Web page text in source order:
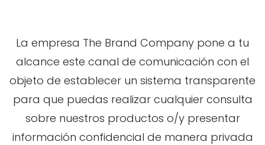
La empresa The Brand Company pone a tu
alcance este canal de comunicación con el
objeto de establecer un sistema transparente
para que puedas realizar cualquier consulta
sobre nuestros productos o/y presentar
información confidencial de manera privada